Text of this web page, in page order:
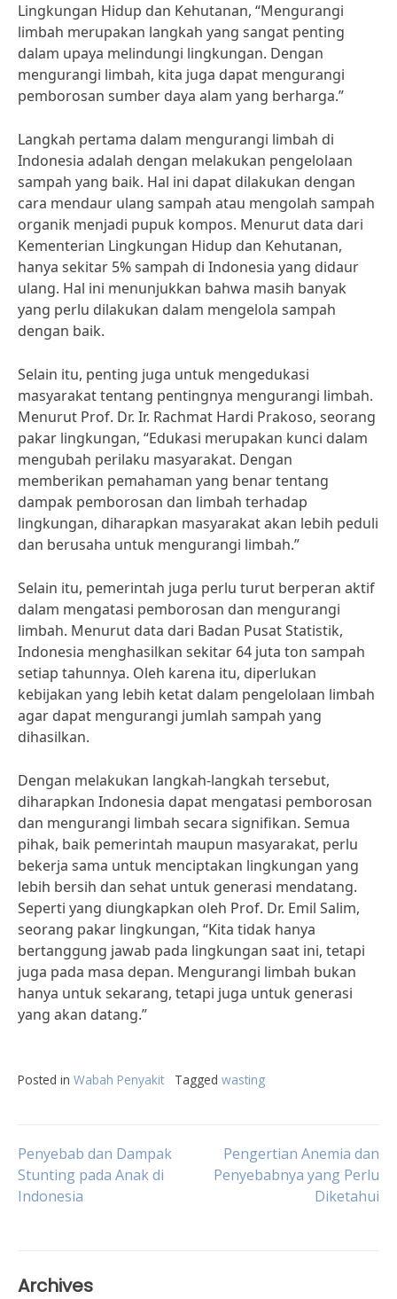
Lingkungan Hidup dan Kehutanan, “Mengurangi
limbah merupakan langkah yang sangat penting
dalam upaya melindungi lingkungan. Dengan
mengurangi limbah, kita juga dapat mengurangi
pemborosan sumber daya alam yang berharga.”
Langkah pertama dalam mengurangi limbah di
Indonesia adalah dengan melakukan pengelolaan
sampah yang baik. Hal ini dapat dilakukan dengan
cara mendaur ulang sampah atau mengolah sampah
organik menjadi pupuk kompos. Menurut data dari
Kementerian Lingkungan Hidup dan Kehutanan,
hanya sekitar 5% sampah di Indonesia yang didaur
ulang. Hal ini menunjukkan bahwa masih banyak
yang perlu dilakukan dalam mengelola sampah
dengan baik.
Selain itu, penting juga untuk mengedukasi
masyarakat tentang pentingnya mengurangi limbah.
Menurut Prof. Dr. Ir. Rachmat Hardi Prakoso, seorang
pakar lingkungan, “Edukasi merupakan kunci dalam
mengubah perilaku masyarakat. Dengan
memberikan pemahaman yang benar tentang
dampak pemborosan dan limbah terhadap
lingkungan, diharapkan masyarakat akan lebih peduli
dan berusaha untuk mengurangi limbah.”
Selain itu, pemerintah juga perlu turut berperan aktif
dalam mengatasi pemborosan dan mengurangi
limbah. Menurut data dari Badan Pusat Statistik,
Indonesia menghasilkan sekitar 64 juta ton sampah
setiap tahunnya. Oleh karena itu, diperlukan
kebijakan yang lebih ketat dalam pengelolaan limbah
agar dapat mengurangi jumlah sampah yang
dihasilkan.
Dengan melakukan langkah-langkah tersebut,
diharapkan Indonesia dapat mengatasi pemborosan
dan mengurangi limbah secara signifikan. Semua
pihak, baik pemerintah maupun masyarakat, perlu
bekerja sama untuk menciptakan lingkungan yang
lebih bersih dan sehat untuk generasi mendatang.
Seperti yang diungkapkan oleh Prof. Dr. Emil Salim,
seorang pakar lingkungan, “Kita tidak hanya
bertanggung jawab pada lingkungan saat ini, tetapi
juga pada masa depan. Mengurangi limbah bukan
hanya untuk sekarang, tetapi juga untuk generasi
yang akan datang.”
Posted in Wabah Penyakit Tagged wasting
Post
navigation
Penyebab dan Dampak
Stunting pada Anak di
Indonesia
Pengertian Anemia dan
Penyebabnya yang Perlu
Diketahui
Archives